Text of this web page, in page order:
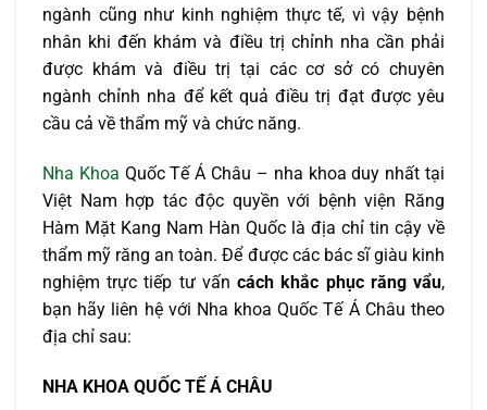
ngành cũng như kinh nghiệm thực tế, vì vậy bệnh
nhân khi đến khám và điều trị chỉnh nha cần phải
được khám và điều trị tại các cơ sở có chuyên
ngành chỉnh nha để kết quả điều trị đạt được yêu
cầu cả về thẩm mỹ và chức năng.
Nha Khoa Quốc Tế Á Châu – nha khoa duy nhất tại
Việt Nam hợp tác độc quyền với bệnh viện Răng
Hàm Mặt Kang Nam Hàn Quốc là địa chỉ tin cậy về
thẩm mỹ răng an toàn. Để được các bác sĩ giàu kinh
nghiệm trực tiếp tư vấncách khắc phục răng vẩu,
bạn hãy liên hệ với Nha khoa Quốc Tế Á Châu theo
địa chỉ sau:
NHA KHOA QUỐC TẾ Á CHÂU